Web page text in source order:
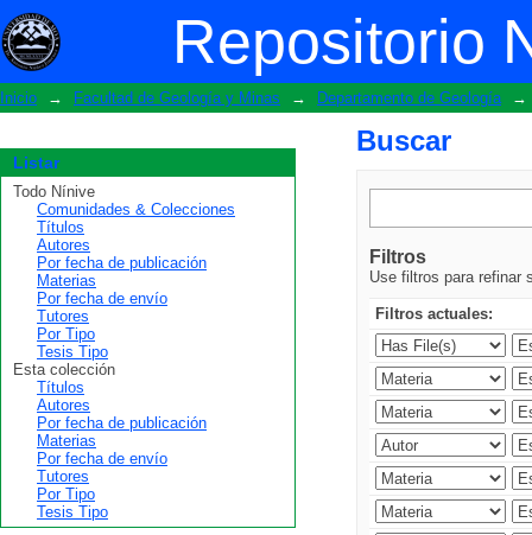
Repositorio
Buscar
Inicio → Facultad de Geología y Minas → Departamento de Geología →
Buscar
Filtros
Use filtros para refinar
Filtros actuales:
Listar
Todo Nínive
Comunidades & Colecciones
Títulos
Autores
Por fecha de publicación
Materias
Por fecha de envío
Tutores
Por Tipo
Tesis Tipo
Esta colección
Títulos
Autores
Por fecha de publicación
Materias
Por fecha de envío
Tutores
Por Tipo
Tesis Tipo